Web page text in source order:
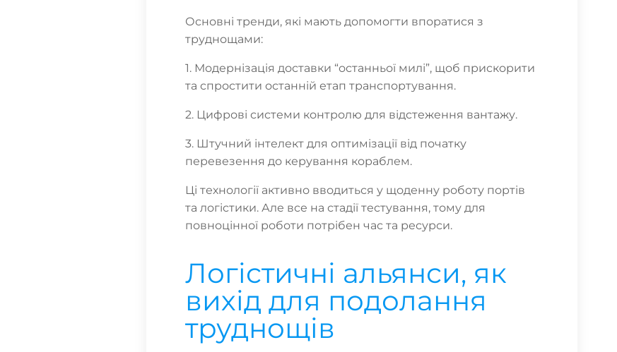
Основні тренди, які мають допомогти впоратися з
труднощами:
1. Модернізація доставки “останньої милі”, щоб прискорити
та спростити останній етап транспортування.
2. Цифрові системи контролю для відстеження вантажу.
3. Штучний інтелект для оптимізації від початку
перевезення до керування кораблем.
Ці технології активно вводиться у щоденну роботу портів
та логістики. Але все на стадії тестування, тому для
повноцінної роботи потрібен час та ресурси.
Логістичні альянси, як
вихід для подолання
труднощів